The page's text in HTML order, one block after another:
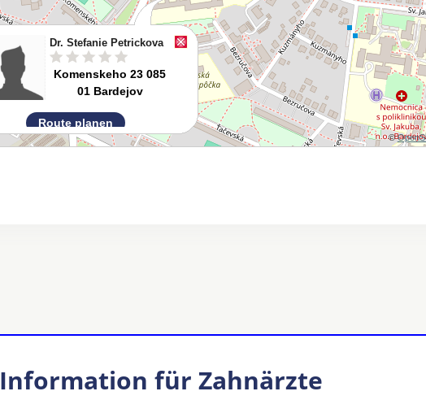
Information für Zahnärzte